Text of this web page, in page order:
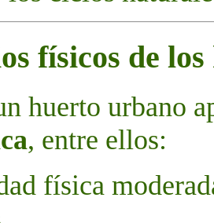
físicos de
huerto urbano
, entre ellos:
física